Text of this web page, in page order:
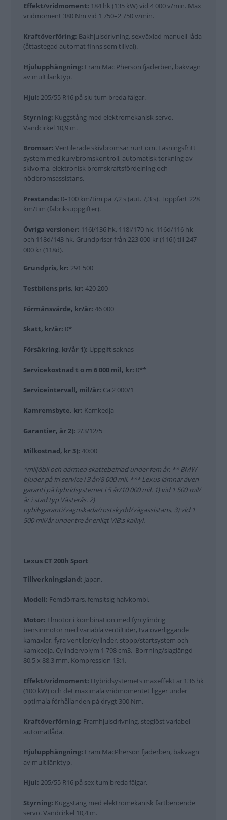
Effekt/vridmoment: 184 hk (135 kW) vid 4 000 v/min. Max
vridmoment 380 Nm vid 1 750–2 750 v/min.
Kraftöverföring: Bakhjulsdrivning, sexväxlad manuell låda
(åttastegad automat finns som tillval).
Hjulupphängning: Fram Mac Pherson fjäderben, bakvagn
av multilänktyp.
Hjul: 205/55 R16 på sju tum breda fälgar.
Styrning: Kuggstång med elektromekanisk servo.
Vändcirkel 10,9 m.
Bromsar: Ventilerade skivbromsar runt om. Låsningsfritt
system med kurvbromskontroll, automatisk torkning av
skivorna, elektronisk bromskraftsfördelning och
nödbromsassistans.
Prestanda: 0–100 km/tim på 7,2 s (aut. 7,3 s). Toppfart 228
km/tim (fabriksuppgifter).
Övriga versioner: 116i/136 hk, 118i/170 hk, 116d/116 hk
och 118d/143 hk. Grundpriser från 223 000 kr (116i) till 247
000 kr (118d).
Grundpris, kr: 291 500
Testbilens pris, kr: 420 200
Förmånsvärde, kr/år: 46 000
Skatt, kr/år: 0*
Försäkring, kr/år 1): Uppgift saknas
Servicekostnad t o m 6 000 mil, kr: 0**
Serviceintervall, mil/år: Ca 2 000/1
Kamremsbyte, kr: Kamkedja
Garantier, år 2): 2/3/12/5
Milkostnad, kr 3): 40:00
*miljöbil och därmed skattebefriad under fem år. ** BMW
bjuder på fri service i 3 år/8 000 mil. *** Lexus lämnar även
garanti på hybridsystemet i 5 år/10 000 mil. 1) vid 1 500 mil/
år i stad typ Västerås. 2)
nybilsgaranti/vagnskada/rostskydd/vägassistans. 3) vid 1
500 mil/år under tre år enligt ViB:s kalkyl.
Lexus CT 200h Sport
Tillverkningsland: Japan.
Modell: Femdörrars, femsitsig halvkombi.
Motor: Elmotor i kombination med fyrcylindrig
bensinmotor med variabla ventiltider, två överliggande
kamaxlar, fyra ventiler/cylinder, stopp/startsystem och
kamkedja. Cylindervolym 1 798 cm3. Borrning/slaglängd
80,5 x 88,3 mm. Kompression 13:1.
Effekt/vridmoment: Hybridsystemets maxeffekt är 136 hk
(100 kW) och det maximala vridmomentet ligger under
optimala förhållanden på drygt 300 Nm.
Kraftöverförning: Framhjulsdrivning, steglöst variabel
automatlåda.
Hjulupphängning: Fram MacPherson fjäderben, bakvagn
av multilänktyp.
Hjul: 205/55 R16 på sex tum breda fälgar.
Styrning: Kuggstång med elektromekanisk fartberoende
servo. Vändcirkel 10,4 m.